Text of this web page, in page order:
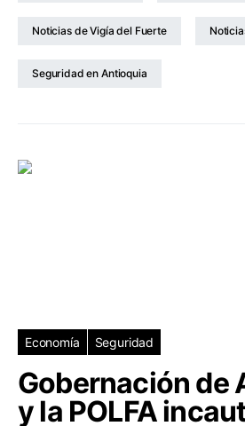
Noticias de Vigía del Fuerte
Seguridad en Antioquia
Economía Seguridad
Gobernación de
y la POLFA